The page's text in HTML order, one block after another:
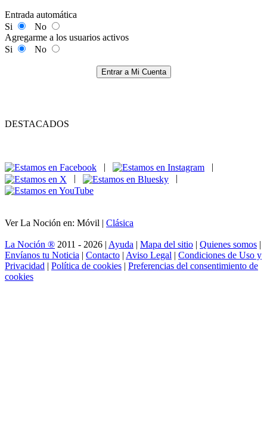
Entrada automática
Si
No
Agregarme a los usuarios activos
Si
No
Entrar a Mi Cuenta
DESTACADOS
|
|
|
|
Ver La Noción en: Móvil | Clásica
La Noción ® 2011 - 2026 | Ayuda | Mapa del sitio | Quienes somos |
Envíanos tu Noticia | Contacto | Aviso Legal | Condiciones de Uso y
Privacidad | Política de cookies | Preferencias del consentimiento de
cookies